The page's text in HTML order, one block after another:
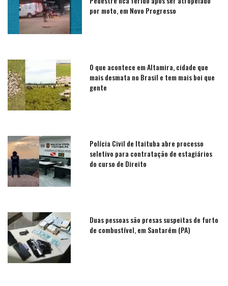
por moto, em Novo Progresso
O que acontece em Altamira, cidade que
mais desmata no Brasil e tem mais boi que
gente
Polícia Civil de Itaituba abre processo
seletivo para contratação de estagiários
do curso de Direito
Duas pessoas são presas suspeitas de furto
de combustível, em Santarém (PA)